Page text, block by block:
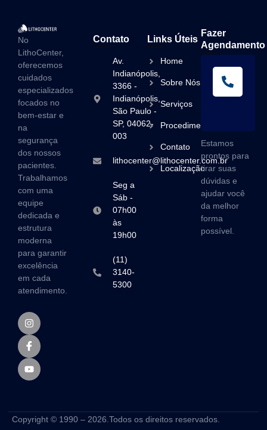
No
LithoCenter,
oferecemos
cuidados
especializados
focados no
bem-estar e
na
segurança
dos nossos
pacientes.
Trabalhamos
com uma
equipe
dedicada e
estrutura
moderna
para garantir
excelência
em cada
atendimento.
Contato
Av.
Indianópolis,
3366 -
Indianópolis,
São Paulo -
SP, 04062-
003
lithocenter@lithocenter.com.br
Seg a
Sáb -
07h00
às
19h00
(11)
3140-
5300
Links Úteis
Home
Sobre Nós
Serviços
Procedimentos
Contato
Localização
Fazer
Agendamento
Estamos
prontos para
tirar suas
dúvidas e
ajudar você
da melhor
forma
possível.
Copyright © 1990 – 2026.Todos os direitos reservados.